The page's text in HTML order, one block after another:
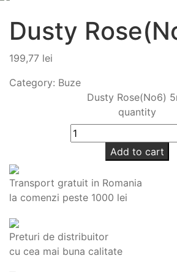
Dusty
199,77 lei
Category: Buze
Dusty Rose(No6)
quantity
Add to cart
Transport gratuit in Romania
la comenzi peste 1000 lei
Preturi de distribuitor
cu cea mai buna calitate